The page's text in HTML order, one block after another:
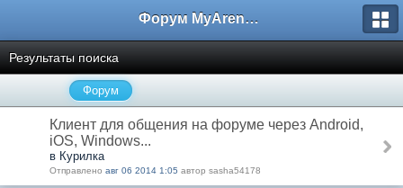
Форум MyArena.ru
Результаты поиска
Форум
Клиент для общения на форуме через Android,
iOS, Windows...
в Курилка
Отправлено авг 06 2014 1:05 автор sasha54178